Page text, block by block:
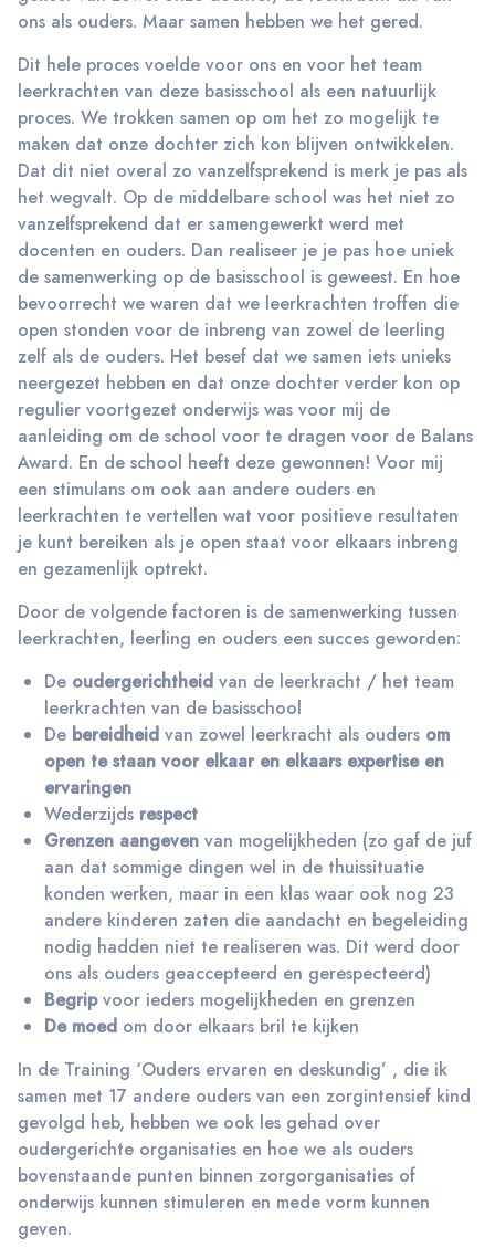
ons als ouders. Maar samen hebben we het gered.
Dit hele proces voelde voor ons en voor het team
leerkrachten van deze basisschool als een natuurlijk
proces. We trokken samen op om het zo mogelijk te
maken dat onze dochter zich kon blijven ontwikkelen.
Dat dit niet overal zo vanzelfsprekend is merk je pas als
het wegvalt. Op de middelbare school was het niet zo
vanzelfsprekend dat er samengewerkt werd met
docenten en ouders. Dan realiseer je je pas hoe uniek
de samenwerking op de basisschool is geweest. En hoe
bevoorrecht we waren dat we leerkrachten troffen die
open stonden voor de inbreng van zowel de leerling
zelf als de ouders. Het besef dat we samen iets unieks
neergezet hebben en dat onze dochter verder kon op
regulier voortgezet onderwijs was voor mij de
aanleiding om de school voor te dragen voor de Balans
Award. En de school heeft deze gewonnen! Voor mij
een stimulans om ook aan andere ouders en
leerkrachten te vertellen wat voor positieve resultaten
je kunt bereiken als je open staat voor elkaars inbreng
en gezamenlijk optrekt.
Door de volgende factoren is de samenwerking tussen
leerkrachten, leerling en ouders een succes geworden:
De oudergerichtheid van de leerkracht / het team
leerkrachten van de basisschool
De bereidheid van zowel leerkracht als ouders om
open te staan voor elkaar en elkaars expertise en
ervaringen
Wederzijds respect
Grenzen aangeven van mogelijkheden (zo gaf de juf
aan dat sommige dingen wel in de thuissituatie
konden werken, maar in een klas waar ook nog 23
andere kinderen zaten die aandacht en begeleiding
nodig hadden niet te realiseren was. Dit werd door
ons als ouders geaccepteerd en gerespecteerd)
Begripvoor ieders mogelijkheden en grenzen
De moed om door elkaars bril te kijken
In de Training ‘Ouders ervaren en deskundig’ , die ik
samen met 17 andere ouders van een zorgintensief kind
gevolgd heb, hebben we ook les gehad over
oudergerichte organisaties en hoe we als ouders
bovenstaande punten binnen zorgorganisaties of
onderwijs kunnen stimuleren en mede vorm kunnen
geven.